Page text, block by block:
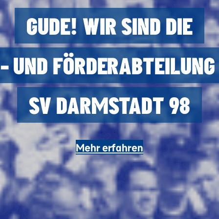
GUDE! WIR SIND DIE
UND
SV DARMSTADT 98
Mehr erfahren